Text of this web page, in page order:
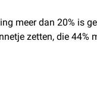
meer dan 20% is
zetten, die